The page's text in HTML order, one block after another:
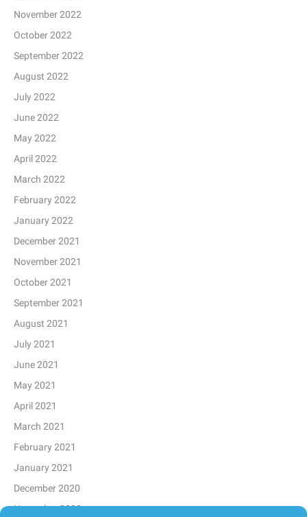
November 2022
October 2022
September 2022
August 2022
July 2022
June 2022
May 2022
April 2022
March 2022
February 2022
January 2022
December 2021
November 2021
October 2021
September 2021
August 2021
July 2021
June 2021
May 2021
April 2021
March 2021
February 2021
January 2021
December 2020
November 2020